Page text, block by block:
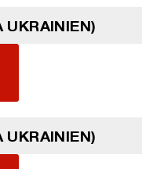
UKRAINIEN)
UKRAINIEN)